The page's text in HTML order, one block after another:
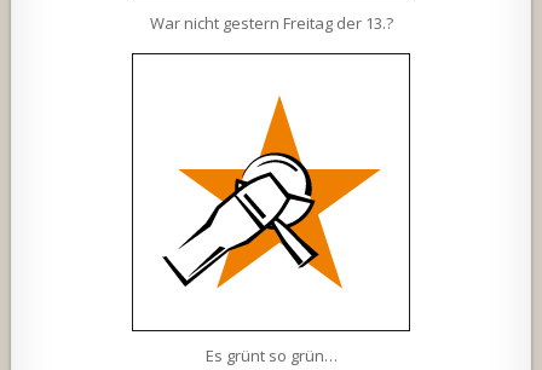
War nicht gestern Freitag der 13.?
Es grünt so grün…